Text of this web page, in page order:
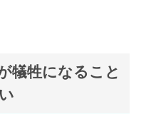
犠牲になること